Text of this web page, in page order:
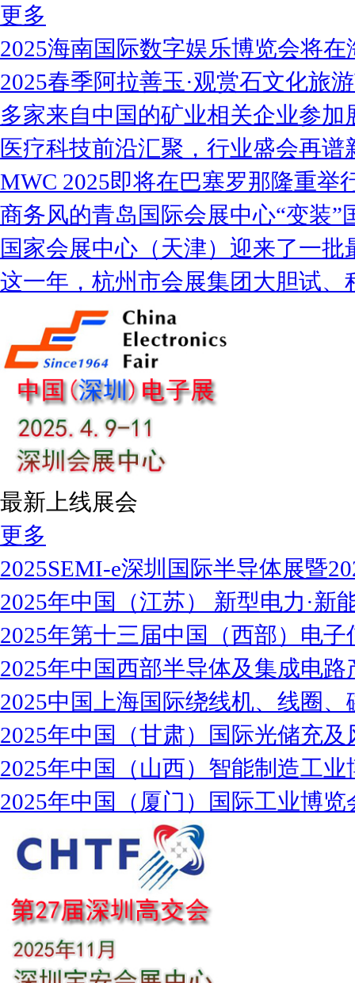
更多
2025海南国际数字娱乐博览会将在
2025春季阿拉善玉·观赏石文化旅
多家来自中国的矿业相关企业参加
医疗科技前沿汇聚，行业盛会再谱
MWC 2025即将在巴塞罗那隆重举
商务风的青岛国际会展中心“变装”
国家会展中心（天津）迎来了一批
这一年，杭州市会展集团大胆试、
最新上线展会
更多
2025SEMI-e深圳国际半导体展暨
2025年中国（江苏） 新型电力·新
2025年第十三届中国（西部）电子
2025年中国西部半导体及集成电路
2025中国上海国际绕线机、线圈、
2025年中国（甘肃）国际光储充及
2025年中国（山西）智能制造工业
2025年中国（厦门）国际工业博览